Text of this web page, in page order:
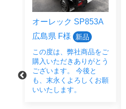
オーレック SP853A
広島県 F様
新品
この度は、弊社商品をご
購入いただきありがとう
ございます。 今後と
も、末永くよろしくお願
いいたします。